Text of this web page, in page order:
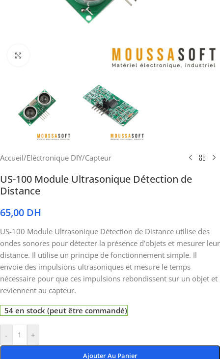
Accueil/Eléctronique DIY/Capteur
US-100 Module Ultrasonique Détection de
Distance
65,00 DH
US-100 Module Ultrasonique Détection de Distance utilise des
ondes sonores pour détecter la présence d’objets et mesurer leur
distance. Il utilise un principe de fonctionnement simple. Il
envoie des impulsions ultrasoniques et mesure le temps
nécessaire pour que ces impulsions rebondissent sur un objet et
reviennent au capteur.
54 en stock (peut être commandé)
- +
Ajouter Au Panier